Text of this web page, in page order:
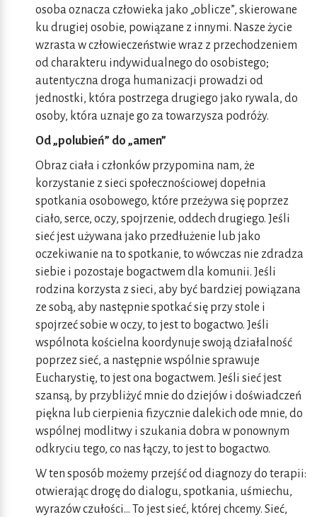
osoba oznacza człowieka jako „oblicze”, skierowane
ku drugiej osobie, powiązane z innymi. Nasze życie
wzrasta w człowieczeństwie wraz z przechodzeniem
od charakteru indywidualnego do osobistego;
autentyczna droga humanizacji prowadzi od
jednostki, która postrzega drugiego jako rywala, do
osoby, która uznaje go za towarzysza podróży.
Od „polubień” do „amen”
Obraz ciała i członków przypomina nam, że
korzystanie z sieci społecznościowej dopełnia
spotkania osobowego, które przeżywa się poprzez
ciało, serce, oczy, spojrzenie, oddech drugiego. Jeśli
sieć jest używana jako przedłużenie lub jako
oczekiwanie na to spotkanie, to wówczas nie zdradza
siebie i pozostaje bogactwem dla komunii. Jeśli
rodzina korzysta z sieci, aby być bardziej powiązana
ze sobą, aby następnie spotkać się przy stole i
spojrzeć sobie w oczy, to jest to bogactwo. Jeśli
wspólnota kościelna koordynuje swoją działalność
poprzez sieć, a następnie wspólnie sprawuje
Eucharystię, to jest ona bogactwem. Jeśli sieć jest
szansą, by przybliżyć mnie do dziejów i doświadczeń
piękna lub cierpienia fizycznie dalekich ode mnie, do
wspólnej modlitwy i szukania dobra w ponownym
odkryciu tego, co nas łączy, to jest to bogactwo.
W ten sposób możemy przejść od diagnozy do terapii:
otwierając drogę do dialogu, spotkania, uśmiechu,
wyrazów czułości... To jest sieć, której chcemy. Sieć,